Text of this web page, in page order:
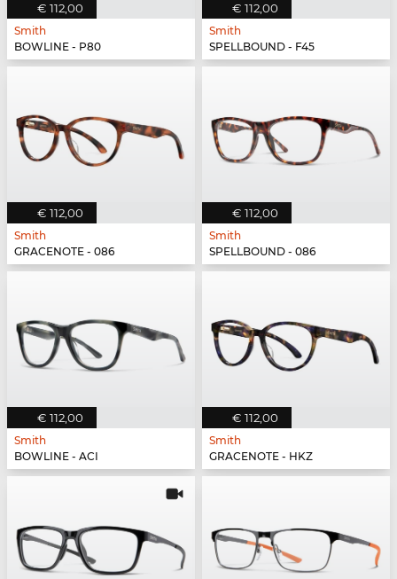
€ 112,00
Smith
BOWLINE - P80
€ 112,00
Smith
SPELLBOUND - F45
€ 112,00
Smith
GRACENOTE - 086
€ 112,00
Smith
SPELLBOUND - 086
€ 112,00
Smith
BOWLINE - ACI
€ 112,00
Smith
GRACENOTE - HKZ